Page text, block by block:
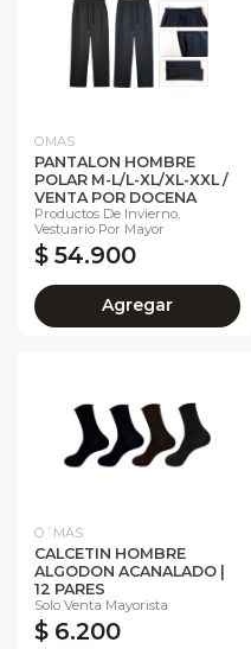
OMAS
PANTALON HOMBRE
POLAR M-L/L-XL/XL-XXL /
VENTA POR DOCENA
Productos De Invierno,
Vestuario Por Mayor
$ 54.900
Agregar
O´MAS
CALCETIN HOMBRE
ALGODON ACANALADO |
12 PARES
Solo Venta Mayorista
$ 6.200